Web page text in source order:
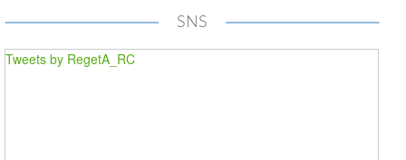
SNS
Tweets by RegetA_RC